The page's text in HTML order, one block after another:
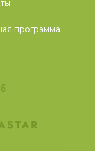
программа